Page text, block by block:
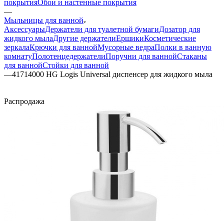
покрытияОбои и настенные покрытия
—
Мыльницы для ванной
АксессуарыДержатели для туалетной бумагиДозатор для
жидкого мылаДругие держателиЕршикиКосметические
зеркалаКрючки для ваннойМусорные ведраПолки в ванную
комнатуПолотенцедержателиПоручни для ваннойСтаканы
для ваннойСтойки для ванной
—41714000 HG Logis Universal диспенсер для жидкого мыла
Распродажа